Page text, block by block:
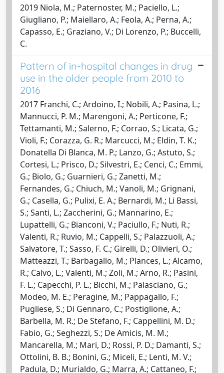
2019 Niola, M.; Paternoster, M.; Paciello, L.;
Giugliano, P.; Maiellaro, A.; Feola, A.; Perna, A.;
Capasso, E.; Graziano, V.; Di Lorenzo, P.; Buccelli,
C.
Pattern of in-hospital changes in drug
use in the older people from 2010 to
2016
2017 Franchi, C.; Ardoino, I.; Nobili, A.; Pasina, L.;
Mannucci, P. M.; Marengoni, A.; Perticone, F.;
Tettamanti, M.; Salerno, F.; Corrao, S.; Licata, G.;
Violi, F.; Corazza, G. R.; Marcucci, M.; Eldin, T. K.;
Donatella Di Blanca, M. P.; Lanzo, G.; Astuto, S.;
Cortesi, L.; Prisco, D.; Silvestri, E.; Cenci, C.; Emmi,
G.; Biolo, G.; Guarnieri, G.; Zanetti, M.;
Fernandes, G.; Chiuch, M.; Vanoli, M.; Grignani,
G.; Casella, G.; Pulixi, E. A.; Bernardi, M.; Li Bassi,
S.; Santi, L.; Zaccherini, G.; Mannarino, E.;
Lupattelli, G.; Bianconi, V.; Paciullo, F.; Nuti, R.;
Valenti, R.; Ruvio, M.; Cappelli, S.; Palazzuoli, A.;
Salvatore, T.; Sasso, F. C.; Girelli, D.; Olivieri, O.;
Matteazzi, T.; Barbagallo, M.; Plances, L.; Alcamo,
R.; Calvo, L.; Valenti, M.; Zoli, M.; Arno, R.; Pasini,
F. L.; Capecchi, P. L.; Bicchi, M.; Palasciano, G.;
Modeo, M. E.; Peragine, M.; Pappagallo, F.;
Pugliese, S.; Di Gennaro, C.; Postiglione, A.;
Barbella, M. R.; De Stefano, F.; Cappellini, M. D.;
Fabio, G.; Seghezzi, S.; De Amicis, M. M.;
Mancarella, M.; Mari, D.; Rossi, P. D.; Damanti, S.;
Ottolini, B. B.; Bonini, G.; Miceli, E.; Lenti, M. V.;
Padula, D.; Murialdo, G.; Marra, A.; Cattaneo, F.;